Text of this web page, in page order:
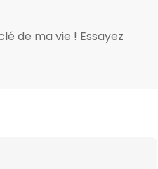
de ma vie ! Essayez